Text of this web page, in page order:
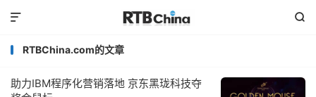


RTBChina.com的文章
助力IBM程序化营销落地 京东黑珑科技夺